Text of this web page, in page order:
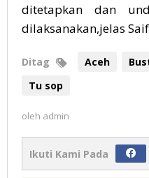
ditetapkan dan
dilaksanakan,jelas
Ditag Aceh
Tu sop
oleh admin
Ikuti Kami Pada